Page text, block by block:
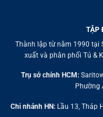
TẬP
Thành lập từ năm 1990 tại
xuất và phân phối Tủ &
Trụ sở chính HCM:
Phường
Chi nhánh HN:Lầu 13, Tháp